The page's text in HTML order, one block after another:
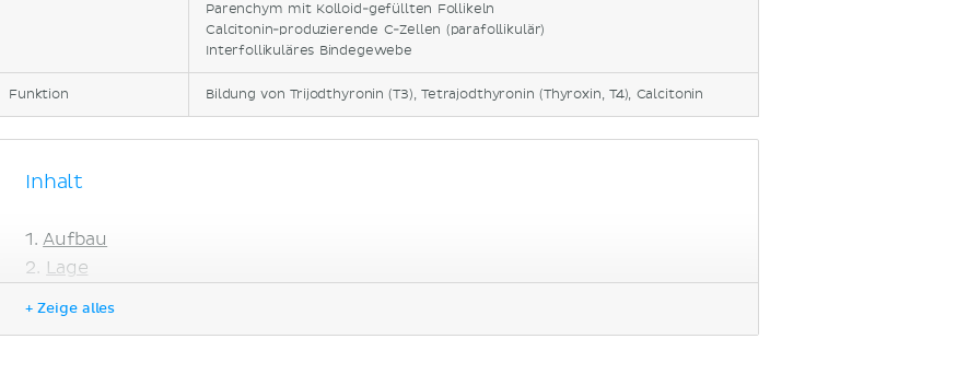
Parenchym mit Kolloid-gefüllten Follikeln
Calcitonin-produzierende C-Zellen (parafollikulär)
Interfollikuläres Bindegewebe
Funktion Bildung von Trijodthyronin (T3), Tetrajodthyronin (Thyroxin, T4), Calcitonin
Inhalt
Aufbau
Lage
+ Zeige alles